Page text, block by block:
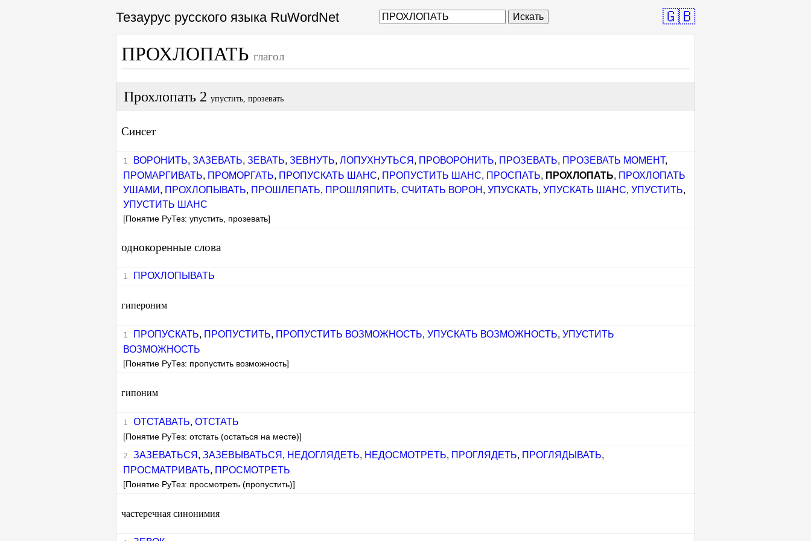
Тезаурус русского языка RuWordNet Искать 🇬🇧
ПРОХЛОПАТЬ глагол
Прохлопать 2 упустить, прозевать
Синсет
ВОРОНИТЬ, ЗАЗЕВАТЬ, ЗЕВАТЬ, ЗЕВНУТЬ, ЛОПУХНУТЬСЯ , ПРОВОРОНИТЬ, ПРОЗЕВАТЬ, ПРОЗЕВАТЬ МОМЕНТ,
ПРОМАРГИВАТЬ, ПРОМОРГАТЬ, ПРОПУСКАТЬ ШАНС, ПРОПУСТИТЬ ШАНС, ПРОСПАТЬ, ПРОХЛОПАТЬ, ПРОХЛОПАТЬ
УШАМИ , ПРОХЛОПЫВАТЬ, ПРОШЛЕПАТЬ, ПРОШЛЯПИТЬ,СЧИТАТЬ ВОРОН ,УПУСКАТЬ,УПУСКАТЬ ШАНС,УПУСТИТЬ,
УПУСТИТЬ ШАНС
[Понятие РуТез: упустить, прозевать]
однокоренные слова
ПРОХЛОПЫВАТЬ
гипероним
ПРОПУСКАТЬ, ПРОПУСТИТЬ, ПРОПУСТИТЬ ВОЗМОЖНОСТЬ, УПУСКАТЬ ВОЗМОЖНОСТЬ, УПУСТИТЬ
ВОЗМОЖНОСТЬ
[Понятие РуТез: пропустить возможность]
гипоним
ОТСТАВАТЬ, ОТСТАТЬ
[Понятие РуТез: отстать (остаться на месте)]
ЗАЗЕВАТЬСЯ , ЗАЗЕВЫВАТЬСЯ , НЕДОГЛЯДЕТЬ, НЕДОСМОТРЕТЬ, ПРОГЛЯДЕТЬ, ПРОГЛЯДЫВАТЬ,
ПРОСМАТРИВАТЬ, ПРОСМОТРЕТЬ
[Понятие РуТез: просмотреть (пропустить)]
частеречная синонимия